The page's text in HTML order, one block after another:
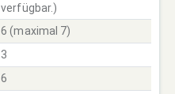
verfügbar.)
6 (maximal 7)
3
6